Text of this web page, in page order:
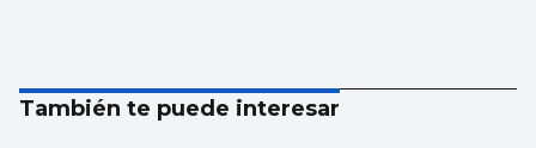
También te puede interesar